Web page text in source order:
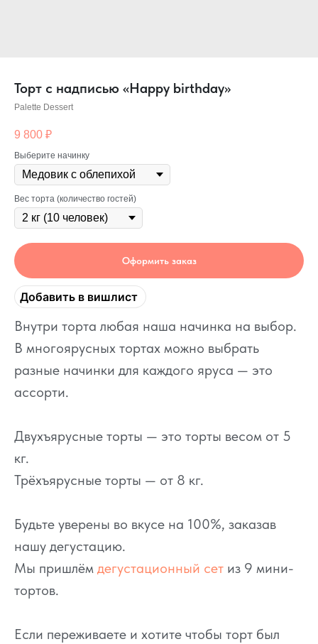
Торт с надписью «Happy birthday»
Palette Dessert
9 800 ₽
Выберите начинку
Вес торта (количество гостей)
Оформить заказ
Добавить в вишлист
Внутри торта любая наша начинка на выбор.
В многоярусных тортах можно выбрать
разные начинки для каждого яруса — это
ассорти.
Двухъярусные торты — это торты весом от 5
кг.
Трёхъярусные торты — от 8 кг.
Будьте уверены во вкусе на 100%, заказав
нашу дегустацию.
Мы пришлём дегустационный сет из 9 мини-
тортов.
Если переживаете и хотите чтобы торт был